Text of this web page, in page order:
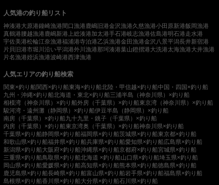
人気港の釣り船リスト
神湊港大原港鐘崎漁港間口漁港 鹿嶋旧港金沢漁港久慈漁港小田原新港飯岡漁港
真鶴港腰越漁港 鹿嶋新港 上総湊港加太港手石港岐志漁港佐島港明石港走水港
宇佐美港松輪江奈漁港福浦港寺泊港乙浜漁港金田漁港金沢八景平潟長井新宿港
片貝旧港市堀川沿い平潟港外川漁港那珂湊港葉山鐙摺港大洗港太海漁港大井漁港
片名漁港姪浜漁港波崎港西津漁港
人気エリアの釣り船検索
関東×釣り船関西×釣り船東海×釣り船北陸・甲信越×釣り船中国・四国×釣り船
九州・沖縄×釣り船北海道・東北×釣り船三浦半島（神奈川県）×釣り船
相模湾（神奈川県）×釣り船外房（千葉県）×釣り船東京湾（神奈川県）×釣り船
駿河湾・遠州灘（静岡県）×釣り船伊豆半島（静岡県）×釣り船
南房（千葉県）×釣り船九十九里・銚子（千葉県）×釣り船
内房（千葉県）×釣り船東京湾奥（千葉県）×釣り船神奈川県×釣り船
千葉県×釣り船静岡県×釣り船福岡県×釣り船茨城県×釣り船東京都×釣り船
和歌山県×釣り船福井県×釣り船兵庫県×釣り船愛知県×釣り船広島県×釣り船
新潟県×釣り船大阪府×釣り船沖縄県×釣り船京都府×釣り船宮城県×釣り船
三重県×釣り船鳥取県×釣り船北海道 ×釣り船山口県×釣り船埼玉県×釣り船
岡山県×釣り船愛媛県×釣り船高知県×釣り船熊本県×釣り船徳島県×釣り船
鹿児島県×釣り船長崎県×釣り船富山県×釣り船岩手県×釣り船福島県×釣り船
島根県×釣り船香川県×釣り船大分県×釣り船石川県×釣り船